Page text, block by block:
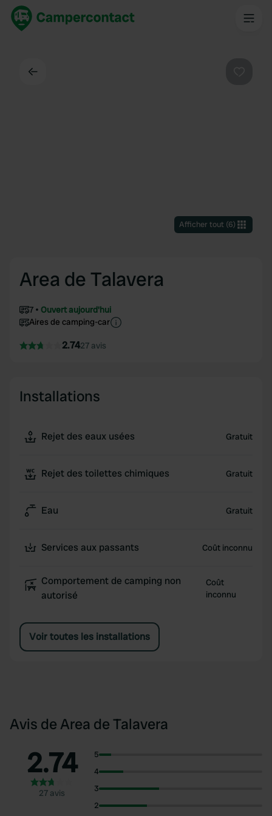
Afficher tout(6)
Area de Talavera
7
Ouvert aujourd'hui
Aires de camping-car
2.7427 avis
Installations
Rejet des eaux usées Gratuit
Rejet des toilettes chimiques Gratuit
Eau Gratuit
Services aux passants Coût inconnu
Comportement de camping non
autorisé
Coût
inconnu
Voir toutes les installations
Avis de Area de Talavera
2.74
27 avis
5
4
3
2